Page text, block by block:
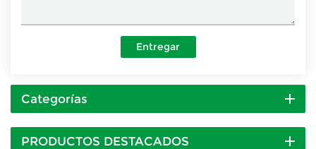
Entregar
Categorías
PRODUCTOS DESTACADOS